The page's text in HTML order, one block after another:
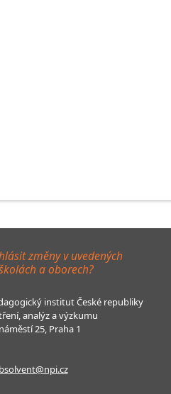
změny v uvedených
a oborech?
institut České republiky
analýz a výzkumu
25, Praha 1